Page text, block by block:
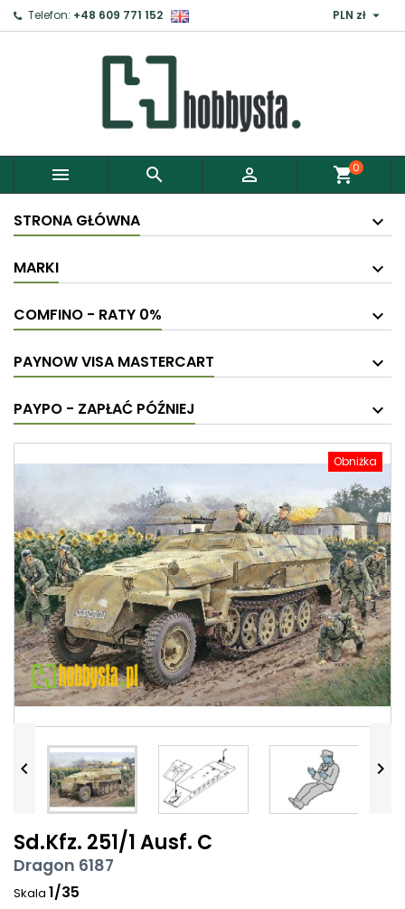
Telefon: +48 609 771 152 PLN zł 
   shopping_cart0
STRONA GŁÓWNA
MARKI
COMFINO - RATY 0%
PAYNOW VISA MASTERCART
PAYPO - ZAPŁAĆ PÓŹNIEJ
Obniżka
 
Sd.Kfz. 251/1 Ausf. C
Dragon 6187
Skala 1/35